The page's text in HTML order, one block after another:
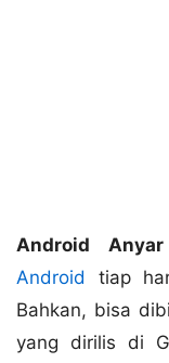
Android Anyar
Android tiap
Bahkan, bisa
yang dirilis di